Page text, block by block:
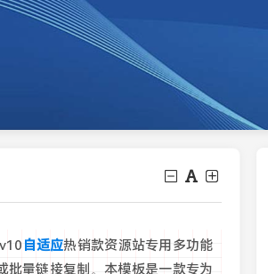
v10 自适应热销款资源站专用多功能
批量链接复制。本模板是一款专为